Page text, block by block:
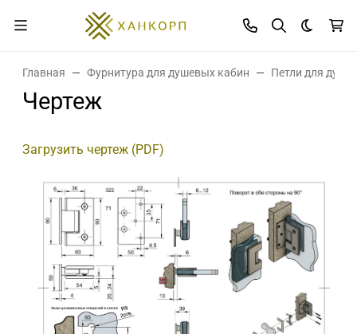
Темная
Главная Фурнитура для душевых кабин Петли для
Чертеж
Загрузить чертеж (PDF)